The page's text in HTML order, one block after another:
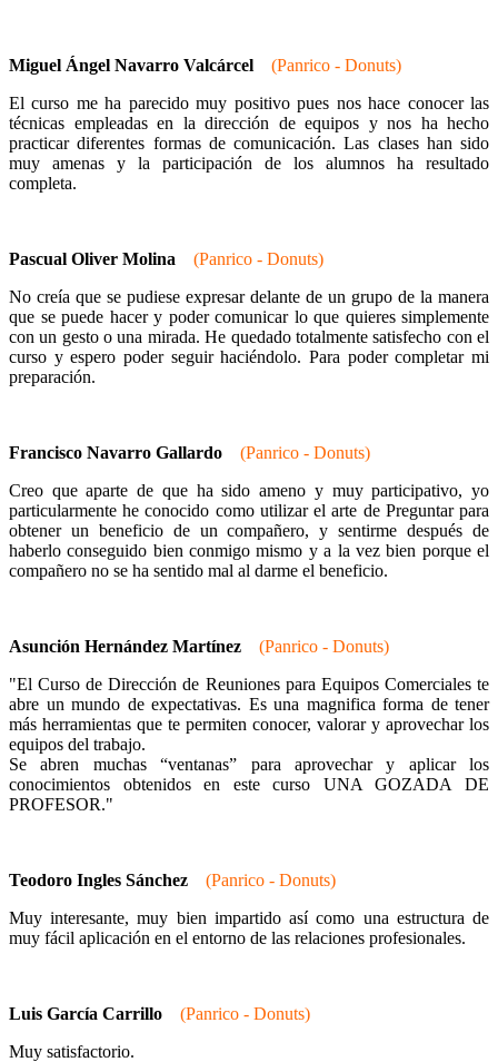
Miguel Ángel Navarro Valcárcel
(Panrico - Donuts)
El curso me ha parecido muy positivo pues nos hace conocer las
técnicas empleadas en la dirección de equipos y nos ha hecho
practicar diferentes formas de comunicación. Las clases han sido
muy amenas y la participación de los alumnos ha resultado
completa.
Pascual Oliver Molina
(Panrico - Donuts)
No creía que se pudiese expresar delante de un grupo de la manera
que se puede hacer y poder comunicar lo que quieres simplemente
con un gesto o una mirada. He quedado totalmente satisfecho con el
curso y espero poder seguir haciéndolo. Para poder completar mi
preparación.
Francisco Navarro Gallardo
(Panrico - Donuts)
Creo que aparte de que ha sido ameno y muy participativo, yo
particularmente he conocido como utilizar el arte de Preguntar para
obtener un beneficio de un compañero, y sentirme después de
haberlo conseguido bien conmigo mismo y a la vez bien porque el
compañero no se ha sentido mal al darme el beneficio.
Asunción Hernández Martínez
(Panrico - Donuts)
"El Curso de Dirección de Reuniones para Equipos Comerciales te
abre un mundo de expectativas. Es una magnifica forma de tener
más herramientas que te permiten conocer, valorar y aprovechar los
equipos del trabajo.
Se abren muchas “ventanas” para aprovechar y aplicar los
conocimientos obtenidos en este curso UNA GOZADA DE
PROFESOR."
Teodoro Ingles Sánchez
(Panrico - Donuts)
Muy interesante, muy bien impartido así como una estructura de
muy fácil aplicación en el entorno de las relaciones profesionales.
Luis García Carrillo
(Panrico - Donuts)
Muy satisfactorio.